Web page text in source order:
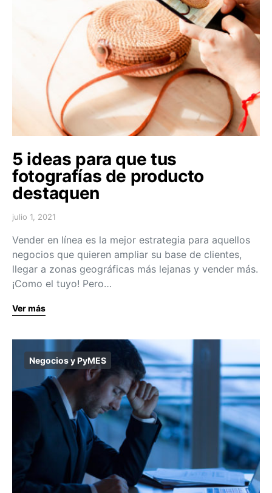
5 ideas para que tus
fotografías de producto
destaquen
julio 1, 2021
Vender en línea es la mejor estrategia para aquellos
negocios que quieren ampliar su base de clientes,
llegar a zonas geográficas más lejanas y vender más.
¡Como el tuyo! Pero…
Ver más
Negocios y PyMES